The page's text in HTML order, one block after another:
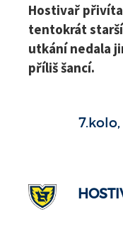
Hostivař
tentokrát
utkání nedala
příliš šancí.